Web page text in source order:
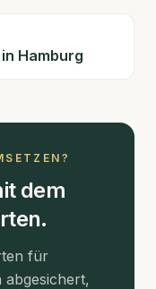
in Hamburg
dem
für